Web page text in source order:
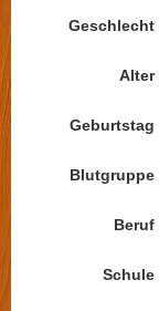
Geschlecht
Alter
Geburtstag
Blutgruppe
Beruf
Schule